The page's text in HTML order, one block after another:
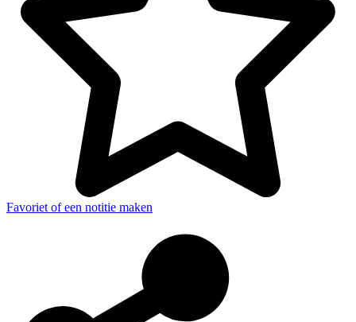
Favoriet of een notitie maken